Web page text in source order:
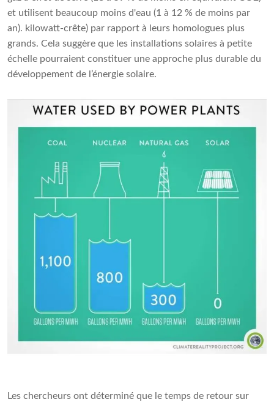
et utilisent beaucoup moins d'eau (1 à 12 % de moins par
an). kilowatt-crête) par rapport à leurs homologues plus
grands. Cela suggère que les installations solaires à petite
échelle pourraient constituer une approche plus durable du
développement de l’énergie solaire.
Les chercheurs ont déterminé que le temps de retour sur